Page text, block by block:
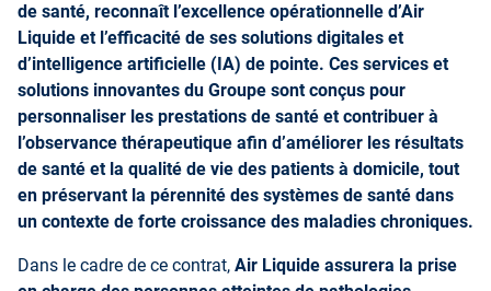
de santé, reconnaît l’excellence opérationnelle d’Air
Liquide et l’efficacité de ses solutions digitales et
d’intelligence artificielle (IA) de pointe. Ces services et
solutions innovantes du Groupe sont conçus pour
personnaliser les prestations de santé et contribuer à
l’observance thérapeutique afin d’améliorer les résultats
de santé et la qualité de vie des patients à domicile, tout
en préservant la pérennité des systèmes de santé dans
un contexte de forte croissance des maladies chroniques.
Dans le cadre de ce contrat, Air Liquide assurera la prise